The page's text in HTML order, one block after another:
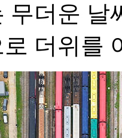
무더운 날
더위를